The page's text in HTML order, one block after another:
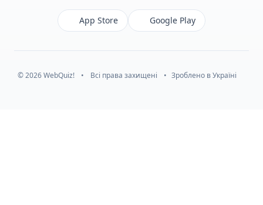
App Store Google Play
© 2026 WebQuiz! • Всі права захищені • Зроблено в Україні